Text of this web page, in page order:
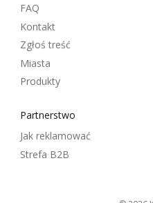
FAQ
Kontakt
Zgłoś treść
Miasta
Produkty
Partnerstwo
Jak reklamować
Strefa B2B